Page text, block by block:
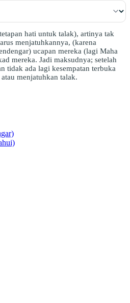
hati untuk talak), artinya tak
menjatuhkannya, (karena
ucapan mereka (lagi Maha
mereka. Jadi maksudnya; setelah
tidak ada lagi kesempatan terbuka
menjatuhkan talak.